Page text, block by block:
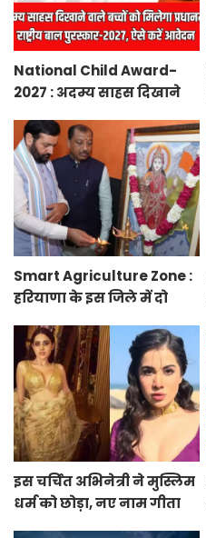
National Child Award-
2027 : अदम्य साहस दिखाने
प्रधानमंत्री राष्ट्रीय बाल
पुरस्कार-2027, ऐसे करें
आवेदन
Smart Agriculture Zone :
हरियाणा के इस जिले में दो
एग्रीकल्चर जोन
इस चर्चित अभिनेत्री ने मुस्लिम
धर्म को छोड़ा, नए नाम गीता